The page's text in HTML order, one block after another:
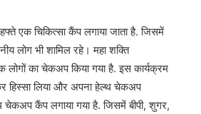
एक चिकित्सा कैंप लगाया जाता है. जिसमें
लोग भी शामिल रहे। महा शक्ति
का चेकअप किया गया है. इस कार्यक्रम
हिस्सा लिया और अपना हेल्थ चेकअप
चेकअप कैंप लगाया गया है. जिसमें बीपी, शुगर,